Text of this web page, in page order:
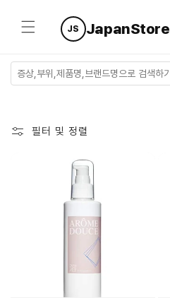
건너뛰기
JS JapanStore
필터 및 정렬